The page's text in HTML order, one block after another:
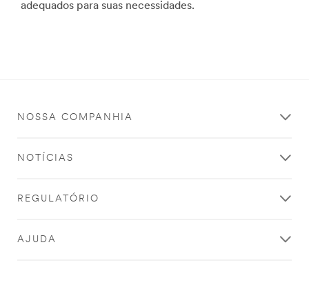
adequados para suas necessidades.
NOSSA COMPANHIA
NOTÍCIAS
REGULATÓRIO
AJUDA